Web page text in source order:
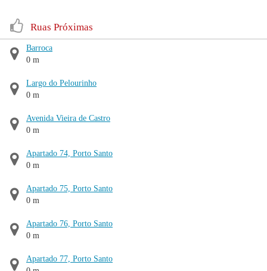
Ruas Próximas
Barroca
0 m
Largo do Pelourinho
0 m
Avenida Vieira de Castro
0 m
Apartado 74, Porto Santo
0 m
Apartado 75, Porto Santo
0 m
Apartado 76, Porto Santo
0 m
Apartado 77, Porto Santo